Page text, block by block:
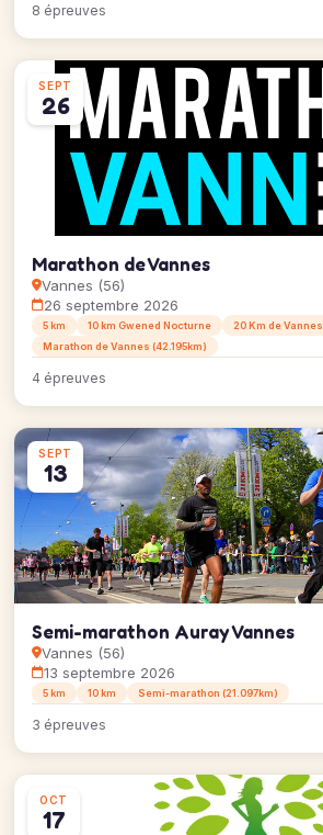
8 épreuves
SEPT
26
Marathon de Vannes
Vannes (56)
26 septembre 2026
5 km 10 km Gwened Nocturne
20 Km de Vannes
Marathon de Vannes (42.195km)
4 épreuves
SEPT
13
Semi-marathon Auray Vannes
Vannes (56)
13 septembre 2026
5 km 10 km Semi-marathon (21.097km)
3 épreuves
OCT
17